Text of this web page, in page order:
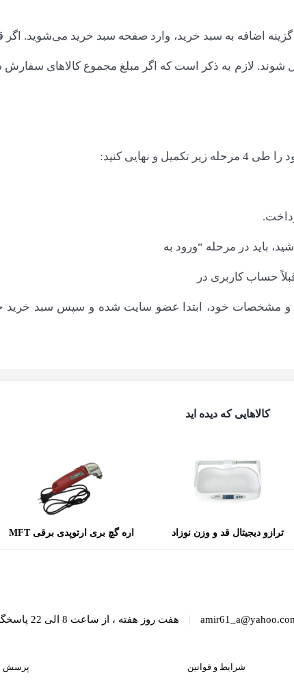
اضافه به سبد خرید، وارد صفحه سبد خرید می‌‏شوید. اگر
لازم به ذکر است که اگر مبلغ مجموع کالاهای سفارش‌
نهایی کنید:
باید در مرحله “ورود به
حساب کاربری در
ایمیل و مشخصات خود، ابتدا عضو سایت شده و سپس سبد
کالاهایی که دیده اید
ترازو دیجیتال قد و وزن نوزاد اره گچ بری ارتوپدی برقی MFT
| هفت روز هفته ، از ساعت 8 الی 22 پاسخگوی شما هستیم.
شرایط و قوانین پرسش